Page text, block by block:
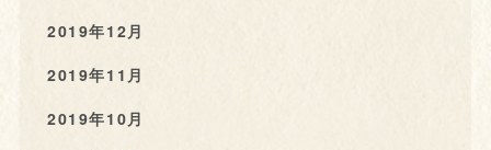
2019年12月
2019年11月
2019年10月